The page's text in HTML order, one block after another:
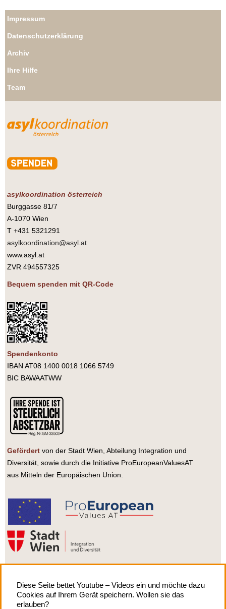
Impressum
Datenschutzerklärung
Archiv
Ihre Hilfe
Team
asylkoordination österreich
Burggasse 81/7
A-1070 Wien
T +431 5321291
asylkoordination@asyl.at
www.asyl.at
ZVR 494557325
Bequem spenden mit QR-Code
Spendenkonto
IBAN AT08 1400 0018 1066 5749
BIC BAWAATWW
Gefördert von der Stadt Wien, Abteilung Integration und
Diversität, sowie durch die Initiative ProEuropeanValuesAT
aus Mitteln der Europäischen Union.
Impressum| Copyright by
Diese Seite bettet Youtube – Videos ein und möchte dazu
Cookies auf Ihrem Gerät speichern. Wollen sie das
erlauben?